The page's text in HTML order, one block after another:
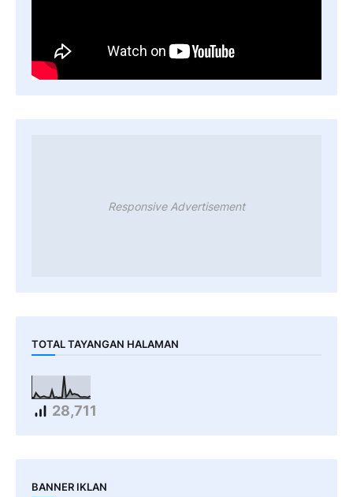
Responsive Advertisement
TOTAL TAYANGAN HALAMAN
28,711
BANNER IKLAN